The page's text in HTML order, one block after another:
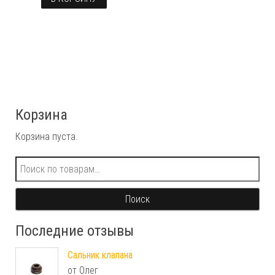
Корзина
Корзина пуста.
Искать:
Поиск
Последние отзывы
Сальник клапана
от Олег